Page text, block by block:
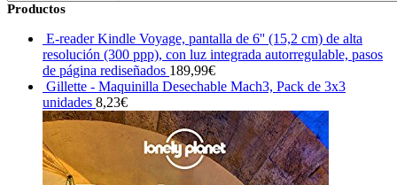
Productos
E-reader Kindle Voyage, pantalla de 6'' (15,2 cm) de alta
resolución (300 ppp), con luz integrada autorregulable, pasos
de página rediseñados 189,99€
Gillette - Maquinilla Desechable Mach3, Pack de 3x3
unidades 8,23€